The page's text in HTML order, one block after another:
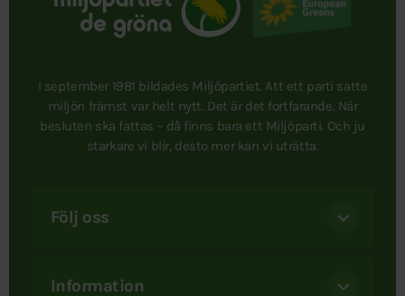
I september 1981 bildades Miljöpartiet. Att ett parti satte
miljön främst var helt nytt. Det är det fortfarande. När
besluten ska fattas – då finns bara ett Miljöparti. Och ju
starkare vi blir, desto mer kan vi uträtta.
Följ oss
Information